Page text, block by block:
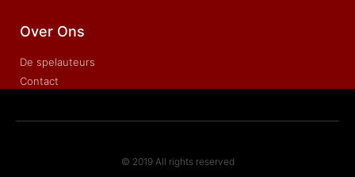
Over Ons
De spelauteurs
Contact
© 2019 All rights reserved